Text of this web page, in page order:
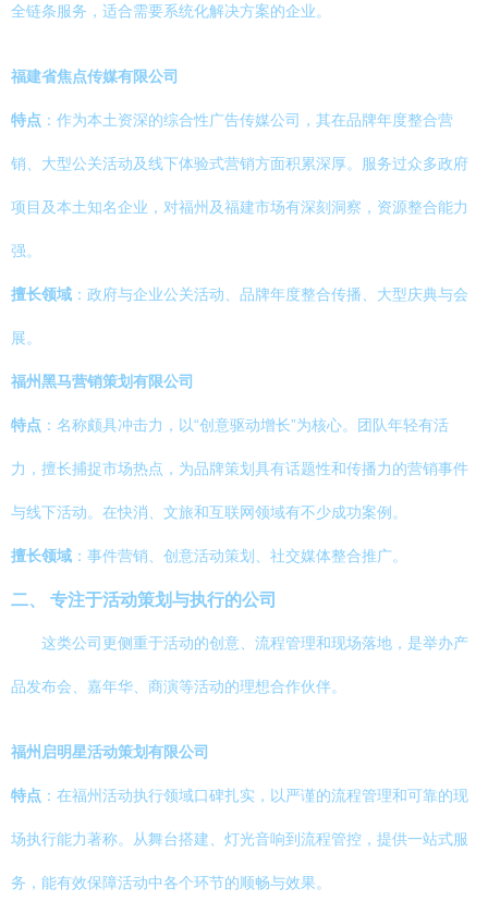
全链条服务，适合需要系统化解决方案的企业。
福建省焦点传媒有限公司
特点 ：作为本土资深的综合性广告传媒公司，其在品牌年度整合营
销、大型公关活动及线下体验式营销方面积累深厚。服务过众多政府
项目及本土知名企业，对福州及福建市场有深刻洞察，资源整合能力
强。
擅长领域 ：政府与企业公关活动、品牌年度整合传播、大型庆典与会
展。
福州黑马营销策划有限公司
特点 ：名称颇具冲击力，以“创意驱动增长”为核心。团队年轻有活
力，擅长捕捉市场热点，为品牌策划具有话题性和传播力的营销事件
与线下活动。在快消、文旅和互联网领域有不少成功案例。
擅长领域 ：事件营销、创意活动策划、社交媒体整合推广。
二、 专注于活动策划与执行的公司
这类公司更侧重于活动的创意、流程管理和现场落地，是举办产
品发布会、嘉年华、商演等活动的理想合作伙伴。
福州启明星活动策划有限公司
特点 ：在福州活动执行领域口碑扎实，以严谨的流程管理和可靠的现
场执行能力著称。从舞台搭建、灯光音响到流程管控，提供一站式服
务，能有效保障活动中各个环节的顺畅与效果。